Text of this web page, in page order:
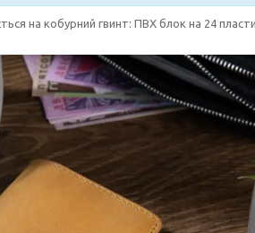
на кобурний гвинт: ПВХ блок на 24